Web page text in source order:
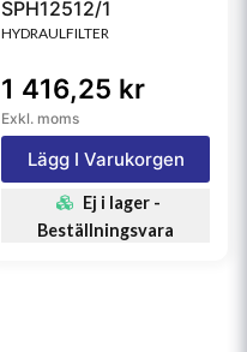
SPH12512/1
HYDRAULFILTER
1 416,25 kr
Exkl. moms
Lägg I Varukorgen
Ej i lager -
Beställningsvara